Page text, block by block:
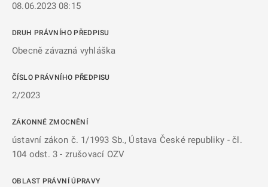
08.06.2023 08:15
DRUH PRÁVNÍHO PŘEDPISU
Obecně závazná vyhláška
ČÍSLO PRÁVNÍHO PŘEDPISU
2/2023
ZÁKONNÉ ZMOCNĚNÍ
ústavní zákon č. 1/1993 Sb., Ústava České republiky - čl.
104 odst. 3 - zrušovací OZV
OBLAST PRÁVNÍ ÚPRAVY